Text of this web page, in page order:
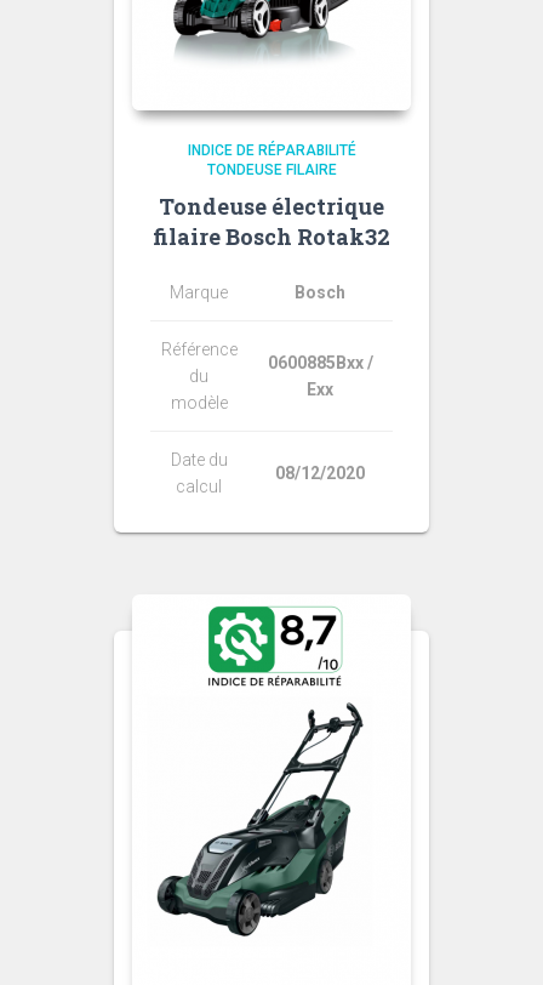
INDICE DE RÉPARABILITÉ
TONDEUSE FILAIRE
Tondeuse électrique
filaire Bosch Rotak32
Marque Bosch
Référence
du
modèle
0600885Bxx /
Exx
Date du
calcul
08/12/2020